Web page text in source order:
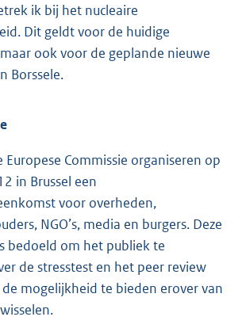
ik bij het nucleaire
Dit geldt voor de huidige
ook voor de geplande nieuwe
Borssele.
Europese Commissie organiseren op
in Brussel een
voor overheden,
NGO’s, media en burgers. Deze
bedoeld om het publiek te
de stresstest en het peer review
mogelijkheid te bieden erover van